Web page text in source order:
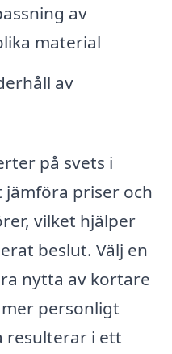
av
material
av
på svets i
jämföra priser och
vilket hjälper
beslut. Välj en
nytta av kortare
personligt
resulterar i ett